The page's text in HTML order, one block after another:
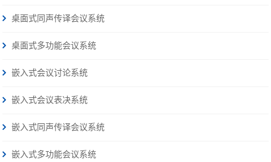
桌面式同声传译会议系统
桌面式多功能会议系统
嵌入式会议讨论系统
嵌入式会议表决系统
嵌入式同声传译会议系统
嵌入式多功能会议系统